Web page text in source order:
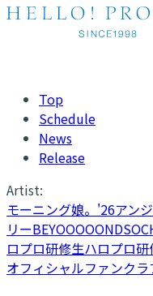
Top
Schedule
News
Release
Artist:
モーニング娘。'26アン
リーBEYOOOOONDS
ロプロ研修生ハロプロ
オフィシャルファンクラ